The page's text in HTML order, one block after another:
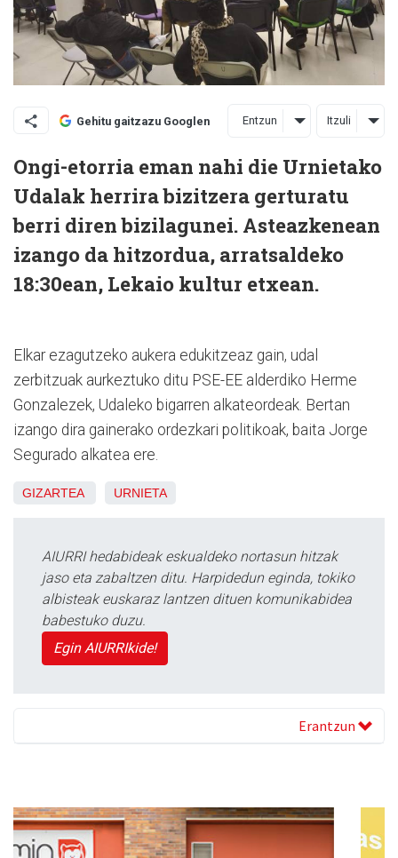
Gehitu gaitzazu Googlen Entzun Itzuli
Ongi-etorria eman nahi die Urnietako
Udalak herrira bizitzera gerturatu
berri diren bizilagunei. Asteazkenean
izango da hitzordua, arratsaldeko
18:30ean, Lekaio kultur etxean.
Elkar ezagutzeko aukera edukitzeaz gain, udal
zerbitzuak aurkeztuko ditu PSE-EE alderdiko Herme
Gonzalezek, Udaleko bigarren alkateordeak. Bertan
izango dira gainerako ordezkari politikoak, baita Jorge
Segurado alkatea ere.
GIZARTEA URNIETA
AIURRI hedabideak eskualdeko nortasun hitzak
jaso eta zabaltzen ditu. Harpidedun eginda, tokiko
albisteak euskaraz lantzen dituen komunikabidea
babestuko duzu.
Egin AIURRIkide!
Erantzun